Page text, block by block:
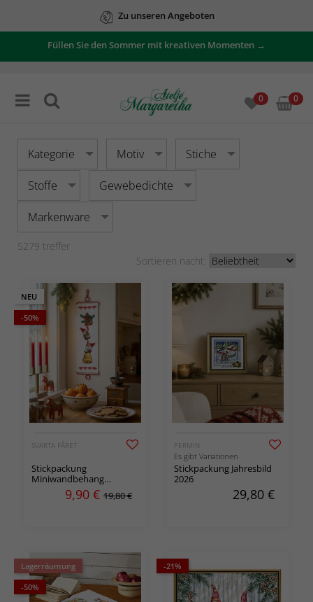
Zu unseren Angeboten
Füllen Sie den Sommer mit kreativen Momenten →
0 0
Kategorie Motiv Stiche
Stoffe Gewebedichte
Markenware
5279 treffer
Sortieren nacht:
NEU
-50%
SVARTA FÅRET
Stickpackung
Miniwandbehang
Kletterwichtel
9,90 € 19,80 €
PERMIN
Es gibt Variationen
Stickpackung Jahresbild
2026
29,80 €
Lagerräumung
-50%
-21%